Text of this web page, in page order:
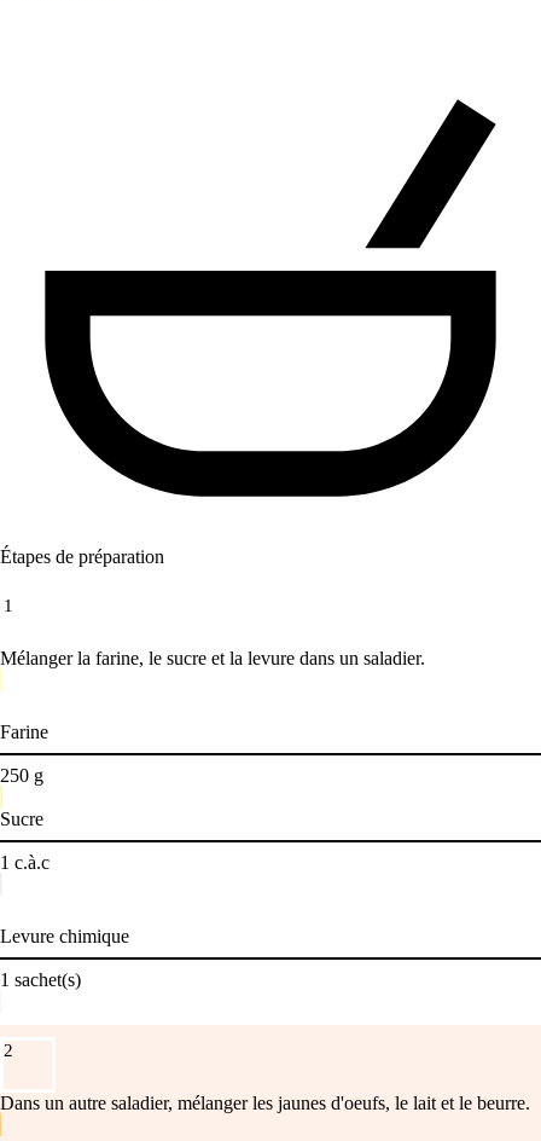
Étapes de préparation
1
Mélanger la farine, le sucre et la levure dans un saladier.
Farine
250 g
Sucre
1 c.à.c
Levure chimique
1 sachet(s)
2
Dans un autre saladier, mélanger les jaunes d'oeufs, le lait et le beurre.